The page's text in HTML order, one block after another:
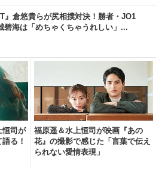
』倉悠貴らが尻相撲対決！勝者・JO1
碧海は「めちゃくちゃうれしい」...
恒司が
る！
福原遥＆水上恒司が映画『あの
花』の撮影で感じた「言葉で伝え
られない愛情表現」